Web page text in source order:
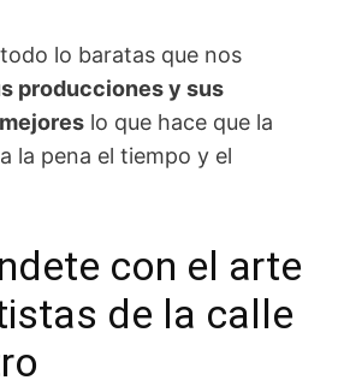
lo baratas que nos
producciones y sus
lo que hace que la
la pena el tiempo y el
con el arte
de la calle